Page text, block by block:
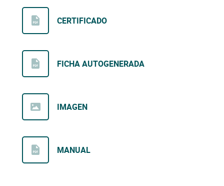
CERTIFICADO
FICHA AUTOGENERADA
IMAGEN
MANUAL